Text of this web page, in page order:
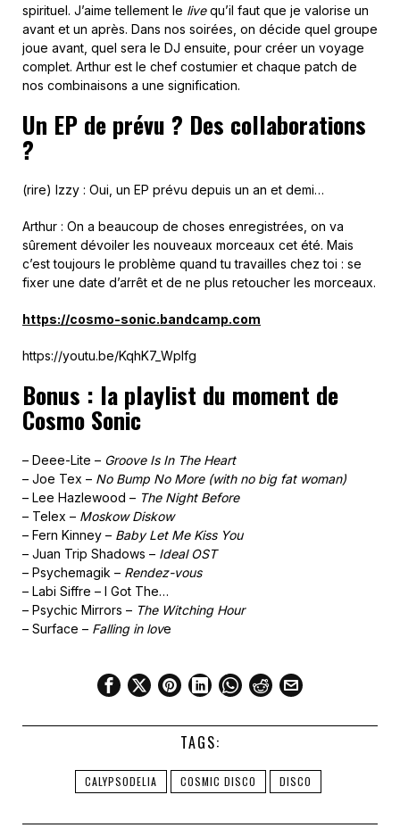
spirituel. J’aime tellement le livequ’il faut que je valorise un
avant et un après. Dans nos soirées, on décide quel groupe
joue avant, quel sera le DJ ensuite, pour créer un voyage
complet. Arthur est le chef costumier et chaque patch de
nos combinaisons a une signification.
Un EP de prévu ? Des collaborations
?
(rire) Izzy : Oui, un EP prévu depuis un an et demi…
Arthur : On a beaucoup de choses enregistrées, on va
sûrement dévoiler les nouveaux morceaux cet été. Mais
c’est toujours le problème quand tu travailles chez toi : se
fixer une date d’arrêt et de ne plus retoucher les morceaux.
https://cosmo-sonic.bandcamp.com
https://youtu.be/KqhK7_WpIfg
Bonus : la playlist du moment de
Cosmo Sonic
– Deee-Lite – Groove Is In The Heart
– Joe Tex – No Bump No More (with no big fat woman)
– Lee Hazlewood – The Night Before
– Telex – Moskow Diskow
– Fern Kinney – Baby Let Me Kiss You
– Juan Trip Shadows – Ideal OST
– Psychemagik – Rendez-vous
– Labi Siffre – I Got The…
– Psychic Mirrors – The Witching Hour
– Surface – Falling in love
TAGS:
CALYPSODELIA COSMIC DISCO DISCO